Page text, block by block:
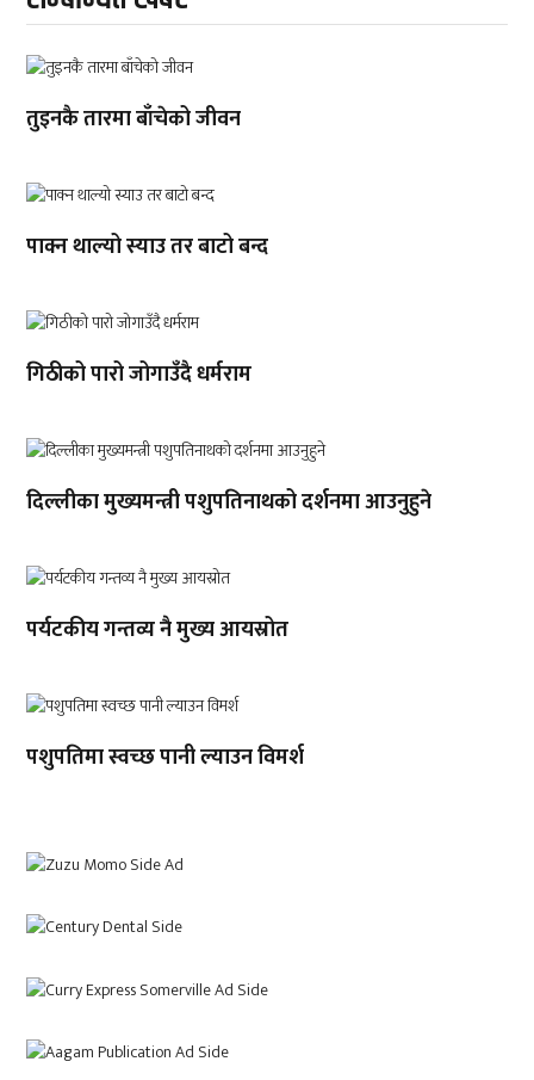
तुइनकै तारमा बाँचेको जीवन
पाक्न थाल्यो स्याउ तर बाटो बन्द
गिठीको पारो जोगाउँदै धर्मराम
दिल्लीका मुख्यमन्त्री पशुपतिनाथको दर्शनमा आउनुहुने
पर्यटकीय गन्तव्य नै मुख्य आयस्रोत
पशुपतिमा स्वच्छ पानी ल्याउन विमर्श